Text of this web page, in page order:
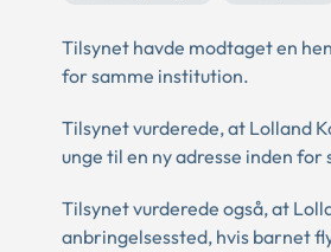
Tilsynet havde modtaget en
for samme institution.
Tilsynet vurderede, at Lolland
unge til en ny adresse inden
Tilsynet vurderede også, at
anbringelsessted, hvis barnet